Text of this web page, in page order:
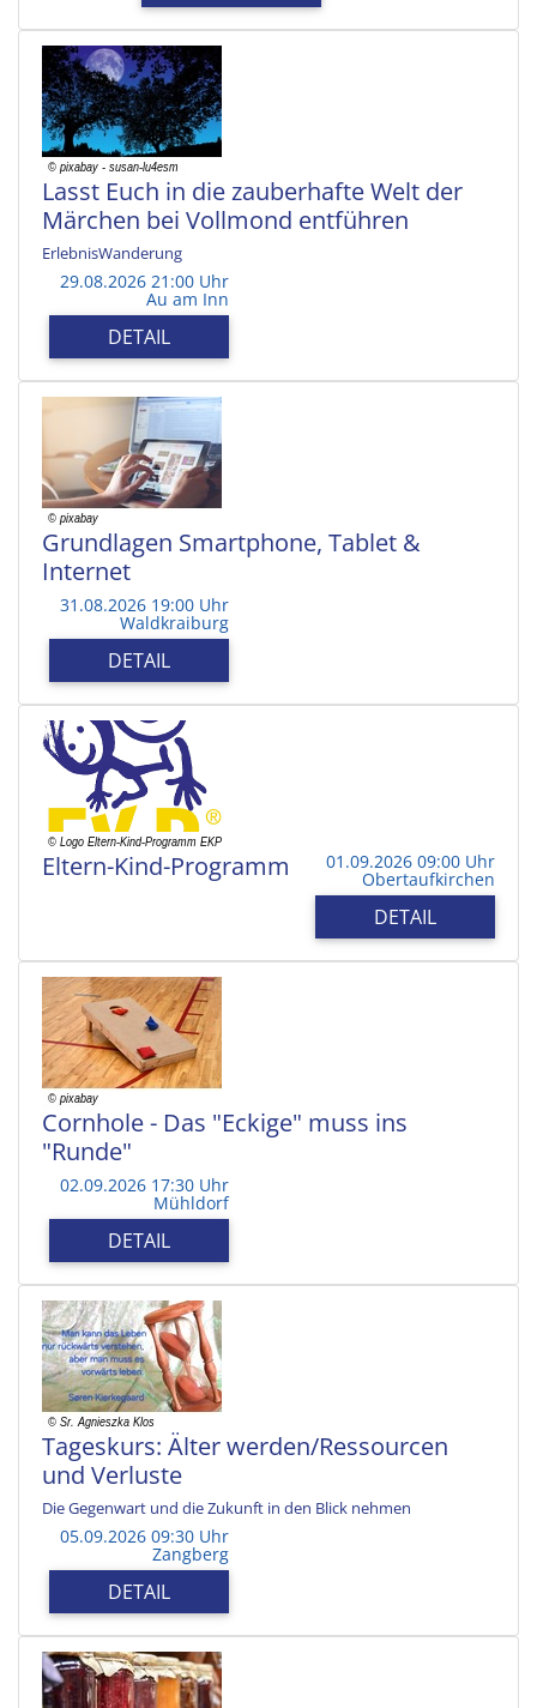
Lasst Euch in die zauberhafte Welt der
Märchen bei Vollmond entführen
ErlebnisWanderung
29.08.2026 21:00 Uhr
Au am Inn
DETAIL
Grundlagen Smartphone, Tablet &
Internet
31.08.2026 19:00 Uhr
Waldkraiburg
DETAIL
Eltern-Kind-Programm 01.09.2026 09:00 Uhr
Obertaufkirchen
DETAIL
Cornhole - Das "Eckige" muss ins
"Runde"
02.09.2026 17:30 Uhr
Mühldorf
DETAIL
Tageskurs: Älter werden/Ressourcen
und Verluste
Die Gegenwart und die Zukunft in den Blick nehmen
05.09.2026 09:30 Uhr
Zangberg
DETAIL